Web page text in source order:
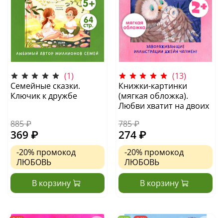
(1)
Cемейные сказки.
Ключик к дружбе
885 ₽
369 ₽
-20% промокод
ЛЮБОВЬ
В корзину
(13)
Книжки-картинки
(мягкая обложка).
Любви хватит на двоих
785 ₽
274 ₽
-20% промокод
ЛЮБОВЬ
В корзину